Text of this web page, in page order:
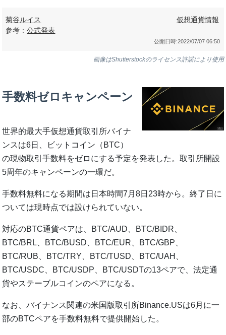
菊谷ルイス
参考：公式発表
仮想通貨情報
公開日時:2022/07/07 06:50
画像はShutterstockのライセンス許諾により使用
手数料ゼロキャンペーン
世界的最大手仮想通貨取引所バイナ
ンスは6日、ビットコイン（BTC）
の現物取引手数料をゼロにする予定を発表した。取引所開設
5周年のキャンペーンの一環だ。
手数料無料になる期間は日本時間7月8日23時から。終了日に
ついては現時点では設けられていない。
対応のBTC通貨ペアは、BTC/AUD、BTC/BIDR、
BTC/BRL、BTC/BUSD、BTC/EUR、BTC/GBP、
BTC/RUB、BTC/TRY、BTC/TUSD、BTC/UAH、
BTC/USDC、BTC/USDP、BTC/USDTの13ペアで、法定通
貨やステーブルコインのペアになる。
なお、バイナンス関連の米国版取引所Binance.USは6月に一
部のBTCペアを手数料無料で提供開始した。